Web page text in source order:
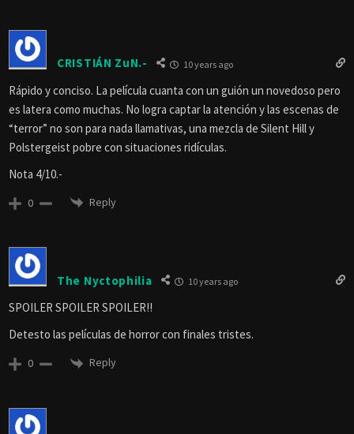
CRISTIÁN ZuN.- 10 years ago
Rápido y conciso. La película cuanta con un guión un novedoso pero
es latera como muchas. No logra captar la atención y las escenas de
“terror” no son para nada llamativas, una mezcla de Silent Hill y
Polstergeist pobre con situaciones ridículas.
Nota 4/10.-
0 Reply
The Nyctophilia 10 years ago
SPOILER SPOILER SPOILER!!
Detesto las películas de horror con finales tristes.
0 Reply